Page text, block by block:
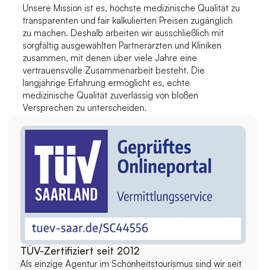
Unsere Mission ist es, höchste medizinische Qualität zu
transparenten und fair kalkulierten Preisen zugänglich
zu machen. Deshalb arbeiten wir ausschließlich mit
sorgfältig ausgewählten Partnerärzten und Kliniken
zusammen, mit denen über viele Jahre eine
vertrauensvolle Zusammenarbeit besteht. Die
langjährige Erfahrung ermöglicht es, echte
medizinische Qualität zuverlässig von bloßen
Versprechen zu unterscheiden.
TÜV-Zertifiziert seit 2012
Als einzige Agentur im Schönheitstourismus sind wir seit